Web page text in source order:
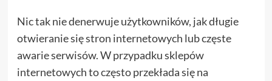
Nic tak nie denerwuje użytkowników, jak długie
otwieranie się stron internetowych lub częste
awarie serwisów. W przypadku sklepów
internetowych to często przekłada się na